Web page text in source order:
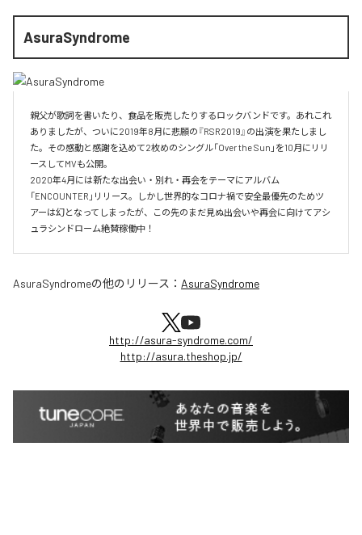
AsuraSyndrome
親父が歌詞を書いたり、食品を販売したりするロックバンドです。あれこれ
ありましたが、ついに2019年8月に悲願の『RSR2019』の出演を果たしまし
た。その感動と感謝を込めて2枚めのシングル「Over the Sun」を10月にリリ
ースしてMVも公開。
2020年4月には新たな出会い・別れ・再会をテーマにアルバム
「ENCOUNTER」リリース。しかし世界的なコロナ禍で安全最優先のためツ
アーは幻となってしまったが、この先のまだ見ぬ出会いや再会に向けてアシ
ュラシンドローム絶賛稼働中！
AsuraSyndromeの他のリリース： AsuraSyndrome
http://asura-syndrome.com/
http://asura.theshop.jp/